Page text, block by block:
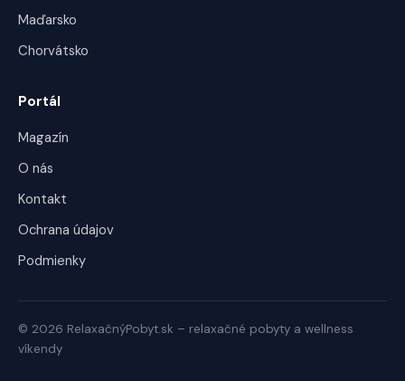
Maďarsko
Chorvátsko
Portál
Magazín
O nás
Kontakt
Ochrana údajov
Podmienky
© 2026 RelaxačnýPobyt.sk – relaxačné pobyty a wellness
víkendy